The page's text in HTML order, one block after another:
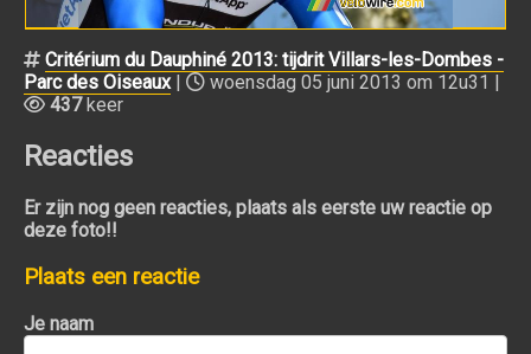
Critérium du Dauphiné 2013: tijdrit Villars-les-Dombes -
Parc des Oiseaux|
woensdag 05 juni 2013 om 12u31 |
437keer
Reacties
Er zijn nog geen reacties, plaats als eerste uw reactie op
deze foto!!
Plaats een reactie
Je naam